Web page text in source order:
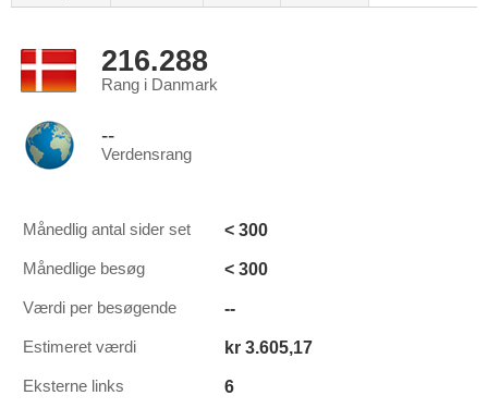
216.288
Rang i Danmark
--
Verdensrang
Månedlig antal sider set < 300
Månedlige besøg < 300
Værdi per besøgende --
Estimeret værdi kr 3.605,17
Eksterne links 6